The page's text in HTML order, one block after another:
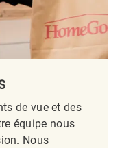
de vue et des
équipe nous
Nous